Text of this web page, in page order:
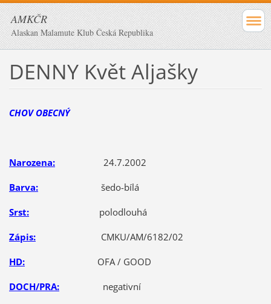
AMKČR
Alaskan Malamute Klub Česká Republika
DENNY Květ Aljašky
CHOV OBECNÝ
Narozena:24.7.2002
Barva:šedo-bílá
Srst:polodlouhá
Zápis:CMKU/AM/6182/02
HD:OFA / GOOD
DOCH/PRA:negativní